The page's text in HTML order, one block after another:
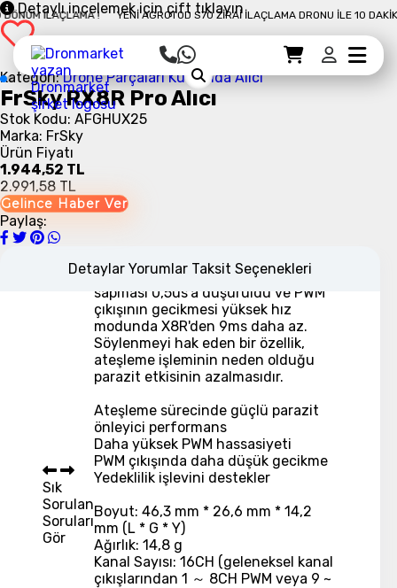
İLAÇLAMA ! YENI AGROTOD S70 ZIRAI İLAÇLAMA DRONU İLE 10
Sepet
Sepet Detayı Ödemeye Geç
Detaylı incelemek için çift tıklayın
Kategori:Drone Parçaları Kumanda Alıcı
FrSky RX8R Pro Alıcı
Stok Kodu: AFGHUX25
Marka: FrSky
Ürün Fiyatı
1.944,52 TL
2.991,58 TL
Gelince Haber Ver
Paylaş:
Detaylar Yorumlar Taksit Seçenekleri
Sık
Sorulan
Soruları
Gör
RX8R alıcısına dayalı yükseltilmiş bir
yüksek hassasiyete ve daha düşük
gecikmeye sahiptir. PWM'nin
sapması 0,5us'a düşürüldü ve PWM
çıkışının gecikmesi yüksek hız
modunda X8R'den 9ms daha az.
Söylenmeyi hak eden bir özellik,
ateşleme işleminin neden olduğu
parazit etkisinin azalmasıdır.
Ateşleme sürecinde güçlü parazit
önleyici performans
Daha yüksek PWM hassasiyeti
PWM çıkışında daha düşük gecikme
Yedeklilik işlevini destekler
Boyut: 46,3 mm * 26,6 mm * 14,2
mm (L * G * Y)
Ağırlık: 14,8 g
Kanal Sayısı: 16CH (geleneksel kanal
çıkışlarından 1 ～ 8CH PWM veya 9 ~